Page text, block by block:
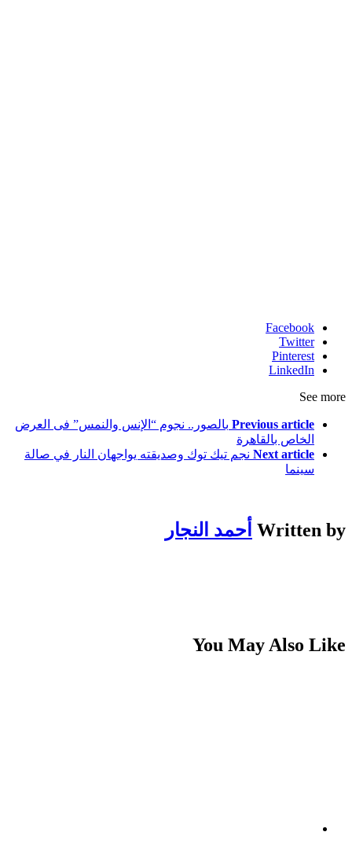
Facebook
Twitter
Pinterest
LinkedIn
See more
Previous article بالصور.. نجوم “الإنس والنمس” فى العرض
الخاص بالقاهرة
Next article نجم تيك توك وصديقته يواجهان النار في صالة
سينما
Written by أحمد النجار
You May Also Like